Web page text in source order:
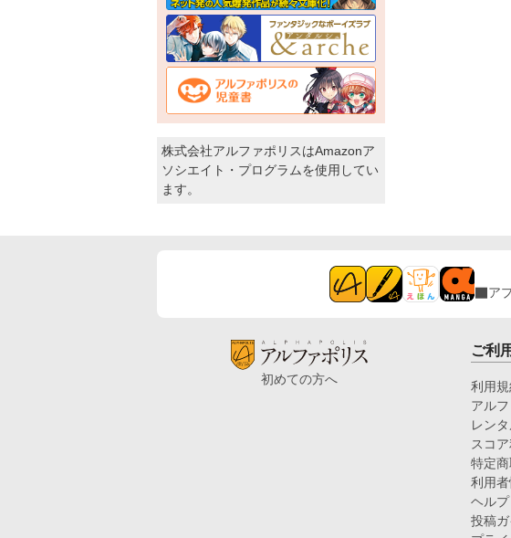
株式会社アルファポリスはAmazonア
ソシエイト・プログラムを使用してい
ます。
ア
初めての方へ
ご利
利用規
アル
レン
スコ
特定
利用
ヘルプ
投稿